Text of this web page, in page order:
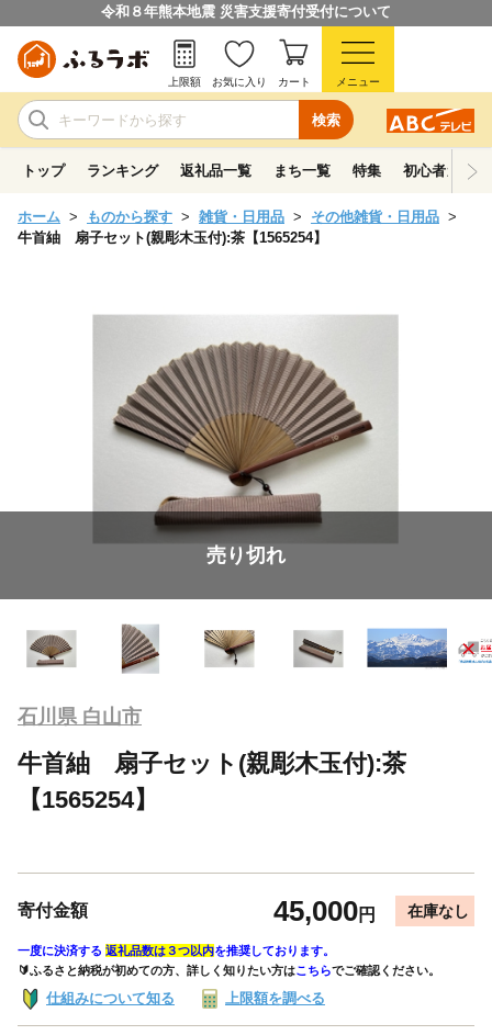
令和８年熊本地震 災害支援寄付受付について
検索
上限額 お気に入り カート メニュー
トップ ランキング 返礼品一覧 まち一覧 特集 初心者ガイド
ホーム ものから探す 雑貨・日用品
その他雑貨・日用品
牛首紬 扇子セット(親彫木玉付):茶【1565254】
売り切れ
石川県 白山市
牛首紬 扇子セット(親彫木玉付):茶
【1565254】
寄付金額 45,000円 在庫なし
一度に決済する 返礼品数は３つ以内を推奨しております。
🔰ふるさと納税が初めての方、詳しく知りたい方はこちらでご確認ください。
仕組みについて知る 上限額を調べる